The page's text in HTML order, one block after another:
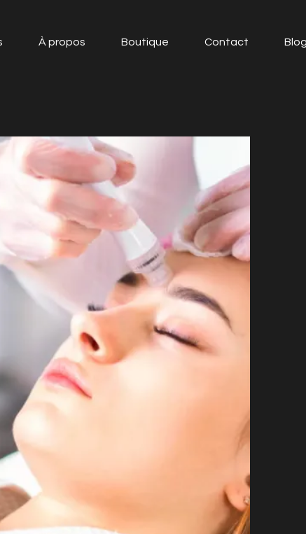
À propos Boutique Contact